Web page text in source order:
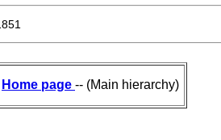
Home page -- (Main hierarchy)